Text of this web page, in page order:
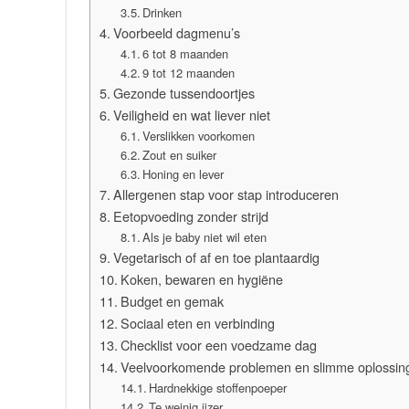
Drinken
Voorbeeld dagmenu’s
6 tot 8 maanden
9 tot 12 maanden
Gezonde tussendoortjes
Veiligheid en wat liever niet
Verslikken voorkomen
Zout en suiker
Honing en lever
Allergenen stap voor stap introduceren
Eetopvoeding zonder strijd
Als je baby niet wil eten
Vegetarisch of af en toe plantaardig
Koken, bewaren en hygiëne
Budget en gemak
Sociaal eten en verbinding
Checklist voor een voedzame dag
Veelvoorkomende problemen en slimme
Hardnekkige stoffenpoeper